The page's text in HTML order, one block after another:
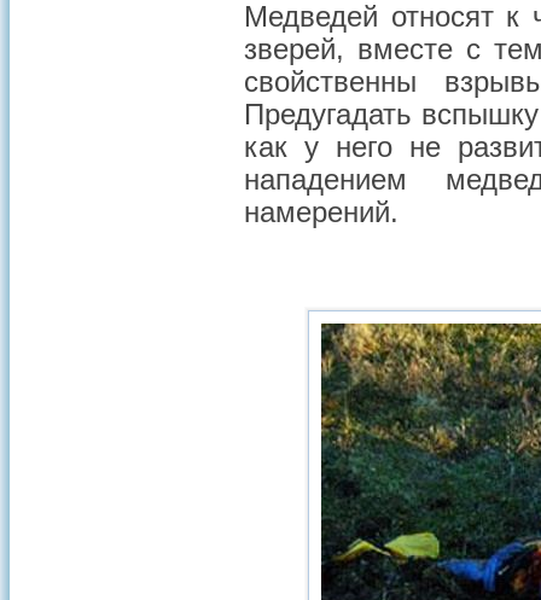
Медведей относят к
зверей, вместе с
свойственны
Предугадать
как у него не
нападением
намерений.